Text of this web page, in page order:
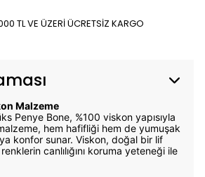
TL VE ÜZERİ ÜCRETSİZ KARGO
Malzeme
Penye Bone, %100 viskon yapısıyla
hem hafifliği hem de yumuşak
konfor sunar. Viskon, doğal bir lif
renklerin canlılığını koruma yeteneği ile